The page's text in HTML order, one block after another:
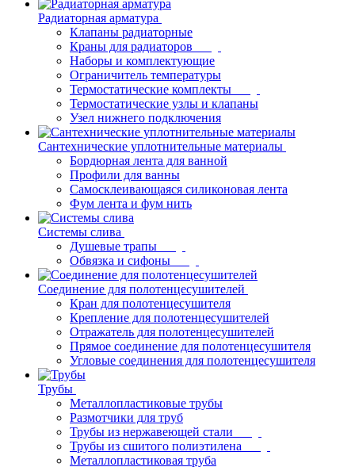
Радиаторная арматура
Клапаны радиаторные
Краны для радиаторов
Наборы и комплектующие
Ограничитель температуры
Термостатические комплекты
Термостатические узлы и клапаны
Узел нижнего подключения
Сантехнические уплотнительные материалы
Бордюрная лента для ванной
Профили для ванны
Самосклеивающаяся силиконовая лента
Фум лента и фум нить
Системы слива
Душевые трапы
Обвязка и сифоны
Соединение для полотенцесушителей
Кран для полотенцесушителя
Крепление для полотенцесушителей
Отражатель для полотенцесушителей
Прямое соединение для полотенцесушителя
Угловые соединения для полотенцесушителя
Трубы
Металлопластиковые трубы
Размотчики для труб
Трубы из нержавеющей стали
Трубы из сшитого полиэтилена
Металлопластиковая труба